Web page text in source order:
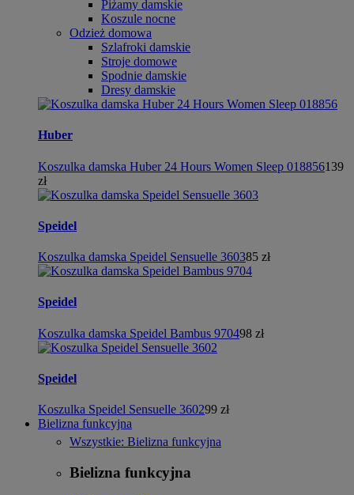
Piżamy damskie
Koszule nocne
Odzież domowa
Szlafroki damskie
Stroje domowe
Spodnie damskie
Dresy damskie
Huber
Koszulka damska Huber 24 Hours Women Sleep 018856139
zł
Speidel
Koszulka damska Speidel Sensuelle 360385 zł
Speidel
Koszulka damska Speidel Bambus 970498 zł
Speidel
Koszulka Speidel Sensuelle 360299 zł
Bielizna funkcyjna
Wszystkie: Bielizna funkcyjna
Bielizna funkcyjna